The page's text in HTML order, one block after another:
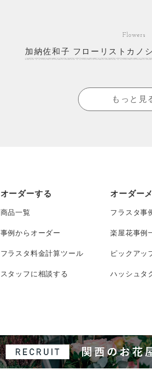
Flowers
加納佐和子 フローリストカノ
もっと見
オーダーする
商品一覧
事例からオーダー
フラスタ料金計算ツール
スタッフに相談する
オーダー
フラスタ事
楽屋花事例
ピックアッ
ハッシュタ